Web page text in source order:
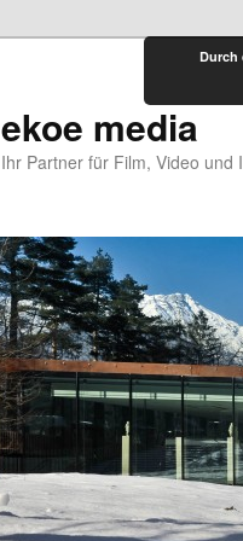
ekoe media
Ihr Partner für Film, Video und
Durch